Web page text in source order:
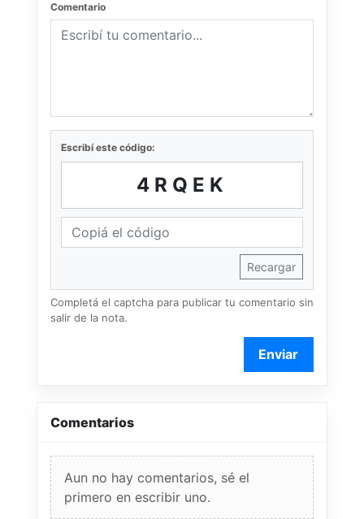
Comentario
Escribí este código:
4RQEK
Recargar
Completá el captcha para publicar tu comentario sin
salir de la nota.
Enviar
Comentarios
Aun no hay comentarios, sé el
primero en escribir uno.